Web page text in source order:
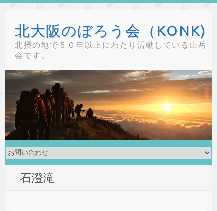
content北大阪のぼろう会（KONK)
北摂の地で５０年以上にわたり活動している山岳
会です。
石澄滝